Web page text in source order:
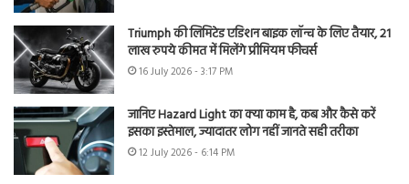
Triumph की लिमिटेड एडिशन बाइक लॉन्च के लिए तैयार, 21
लाख रुपये कीमत में मिलेंगे प्रीमियम फीचर्स
16 July 2026 - 3:17 PM
जानिए Hazard Light का क्या काम है, कब और कैसे करें
इसका इस्तेमाल, ज्यादातर लोग नहीं जानते सही तरीका
12 July 2026 - 6:14 PM